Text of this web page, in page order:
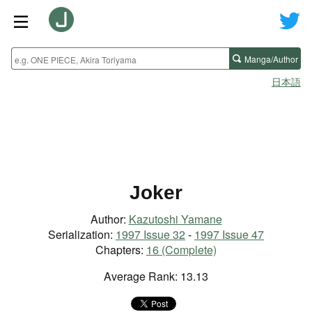
Manga/Author
日本語
Joker
Author: Kazutoshi Yamane
Serialization: 1997 Issue 32 - 1997 Issue 47
Chapters: 16 (Complete)
Average Rank: 13.13